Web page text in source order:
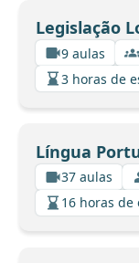
Legislação
9 aulas
3 horas de
Língua
37 aulas
16 horas de